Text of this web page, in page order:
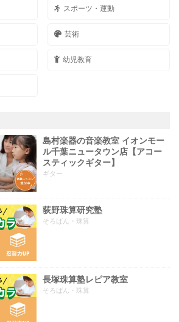
スポーツ・運動
芸術
幼児教育
島村楽器の音楽教室 イオンモー
ル千葉ニュータウン店【アコー
スティックギター】
ギター
荻野珠算研究塾
そろばん・珠算
長塚珠算塾レピア教室
そろばん・珠算